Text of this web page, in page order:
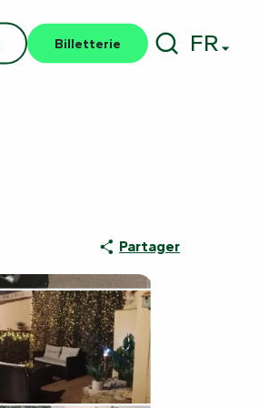
Billetterie FR
Partager